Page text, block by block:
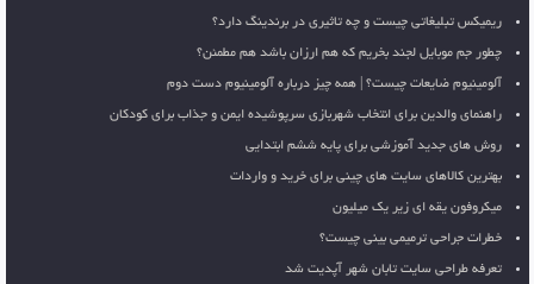
ریمیکس تبلیغاتی چیست و چه تاثیری در برندینگ دارد؟
چطور جم موبایل لجند بخریم که هم ارزان باشد هم مطمئن؟
آلومینیوم ضایعات چیست؟ | همه چیز درباره آلومینیوم دست دوم
راهنمای والدین برای انتخاب شهربازی سرپوشیده ایمن و جذاب برای کودکان
روش های جدید آموزشی برای پایه ششم ابتدایی
بهترین کالاهای سایت های چینی برای خرید و واردات
میکروفون یقه ای زیر یک میلیون
خطرات جراحی ترمیمی بینی چیست؟
تعرفه طراحی سایت تابان شهر آپدیت شد